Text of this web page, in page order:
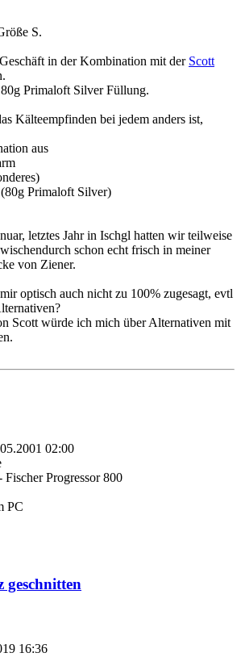
S.
in der Kombination mit der Scott
Primaloft Silver Füllung.
Kälteempfinden bei jedem anders ist,
aus
Primaloft Silver)
letztes Jahr in Ischgl hatten wir teilweise
schon echt frisch in meiner
von Ziener.
optisch auch nicht zu 100% zugesagt, evtl
Scott würde ich mich über Alternativen mit
02:00
Progressor 800
PC
geschnitten
16:36